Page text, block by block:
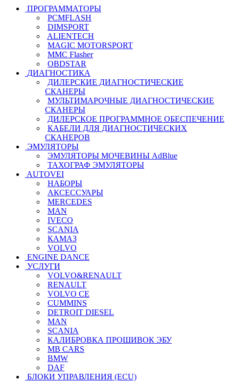
ПРОГРАММАТОРЫ
PCMFLASH
DIMSPORT
ALIENTECH
MAGIC MOTORSPORT
MMC Flasher
OBDSTAR
ДИАГНОСТИКА
ДИЛЕРСКИЕ ДИАГНОСТИЧЕСКИЕ
СКАНЕРЫ
МУЛЬТИМАРОЧНЫЕ ДИАГНОСТИЧЕСКИЕ
СКАНЕРЫ
ДИЛЕРСКОЕ ПРОГРАММНОЕ ОБЕСПЕЧЕНИЕ
КАБЕЛИ ДЛЯ ДИАГНОСТИЧЕСКИХ
СКАНЕРОВ
ЭМУЛЯТОРЫ
ЭМУЛЯТОРЫ МОЧЕВИНЫ АdBlue
ТАХОГРАФ ЭМУЛЯТОРЫ
AUTOVEI
НАБОРЫ
АКСЕССУАРЫ
MERCEDES
MAN
IVECO
SCANIA
КАМАЗ
VOLVO
ENGINE DANCE
УСЛУГИ
VOLVO&RENAULT
RENAULT
VOLVO CE
CUMMINS
DETROIT DIESEL
MAN
SCANIA
КАЛИБРОВКА ПРОШИВОК ЭБУ
MB CARS
BMW
DAF
БЛОКИ УПРАВЛЕНИЯ (ECU)